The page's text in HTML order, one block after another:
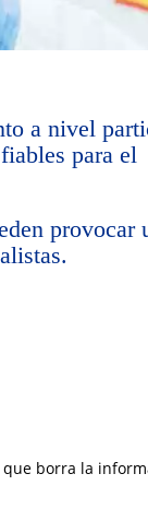
a nivel
para el
provocar
borra la